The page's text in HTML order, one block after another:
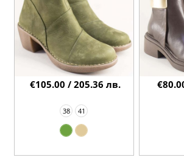
38 41
€105.00 / 205.36 лв.